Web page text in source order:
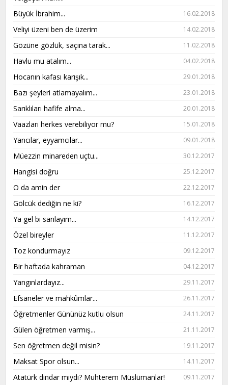
Büyük İbrahim... 16.02.2018
Veliyi üzeni ben de üzerim 14.02.2018
Gözüne gözlük, saçına tarak... 11.02.2018
Havlu mu atalım... 04.02.2018
Hocanın kafası karışık... 29.01.2018
Bazı şeyleri atlamayalım... 23.01.2018
Sarıklıları hafife alma... 20.01.2018
Vaazları herkes verebiliyor mu? 15.01.2018
Yancılar, eyyamcılar... 09.01.2018
Müezzin minareden uçtu... 30.12.2017
Hangisi doğru 25.12.2017
O da amin der 22.12.2017
Gölcük dediğin ne ki? 16.12.2017
Ya gel bi sarılayım... 14.12.2017
Özel bireyler 11.12.2017
Toz kondurmayız 09.12.2017
Bir haftada kahraman 04.12.2017
Yangınlardayız... 29.11.2017
Efsaneler ve mahkûmlar... 26.11.2017
Öğretmenler Gününüz kutlu olsun 24.11.2017
Gülen öğretmen varmış... 21.11.2017
Sen öğretmen değil misin? 19.11.2017
Maksat Spor olsun... 14.11.2017
Atatürk dindar mıydı? Muhterem Müslümanlar! 09.11.2017